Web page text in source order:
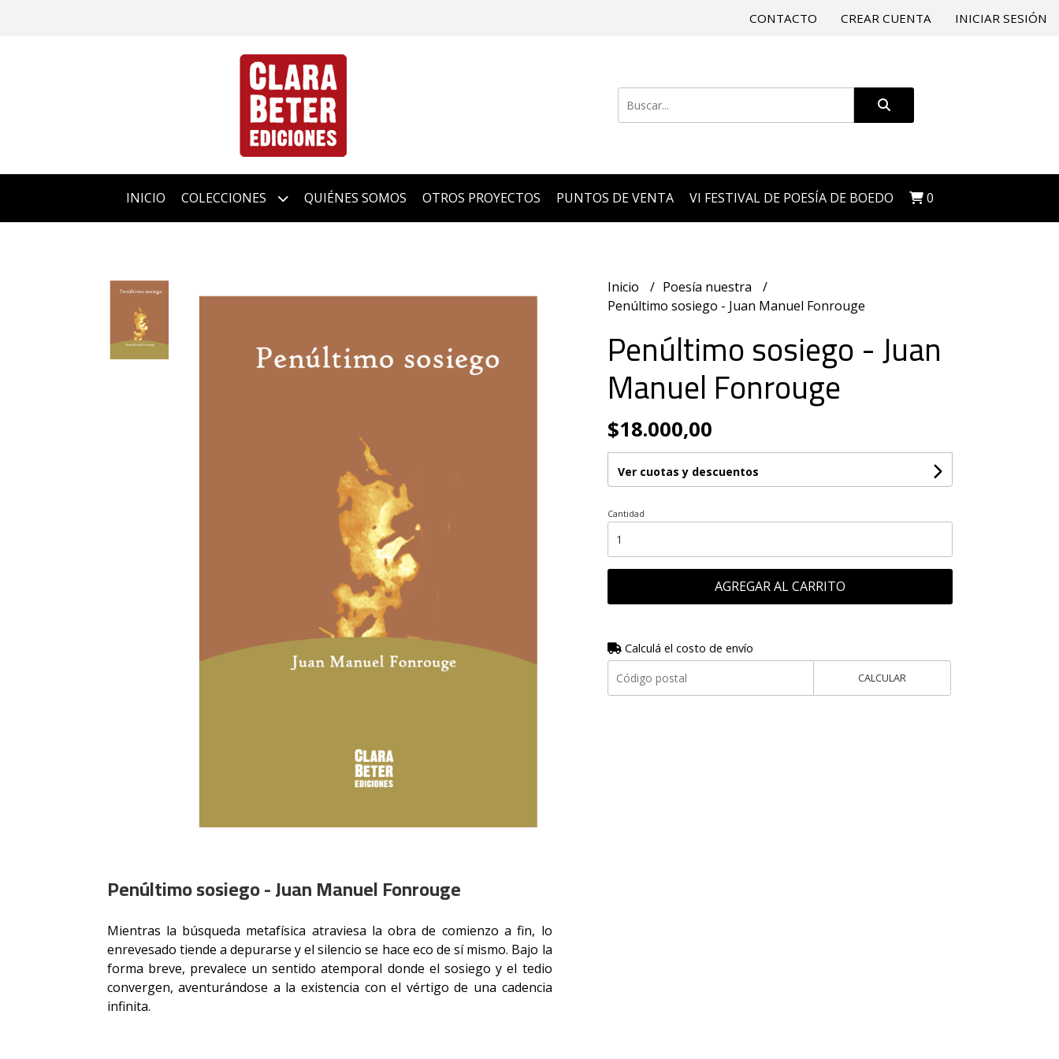
CONTACTO CREAR CUENTA INICIAR SESIÓN
INICIO COLECCIONES QUIÉNES SOMOS OTROS PROYECTOS PUNTOS DE VENTA VI FESTIVAL DE POESÍA DE BOEDO 0
Penúltimo sosiego - Juan Manuel Fonrouge
Mientras la búsqueda metafísica atraviesa la obra de comienzo a fin, lo
enrevesado tiende a depurarse y el silencio se hace eco de sí mismo. Bajo la
forma breve, prevalece un sentido atemporal donde el sosiego y el tedio
convergen, aventurándose a la existencia con el vértigo de una cadencia
infinita.
Inicio
Poesía nuestra
Penúltimo sosiego - Juan Manuel Fonrouge
Penúltimo sosiego - Juan
Manuel Fonrouge
$18.000,00
Ver cuotas y descuentos
Cantidad
AGREGAR AL CARRITO
Calculá el costo de envío
CALCULAR